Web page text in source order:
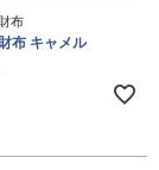
布
布 キャメル